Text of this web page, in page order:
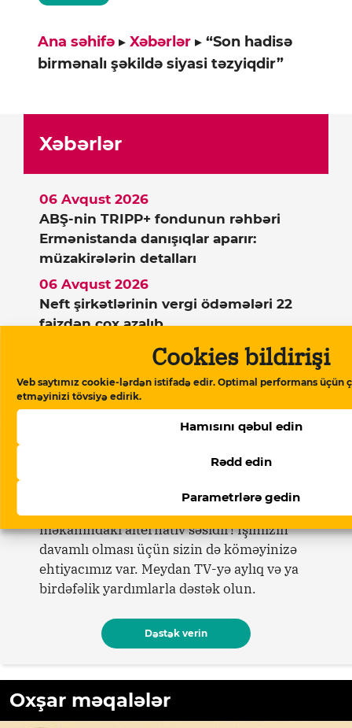
Cookies bildirişi
Veb saytımız cookie-lərdən istifadə edir. Optimal performans üçün
etməyinizi tövsiyə edirik.
Hamısını qəbul edin
Rədd edin
Parametrlərə gedin
Ana səhifə ▸ Xəbərlər ▸ “Son hadisə
birmənalı şəkildə siyasi təzyiqdir”
Xəbərlər
ABŞ-nin TRIPP+ fondunun rəhbəri
Ermənistanda danışıqlar aparır:
müzakirələrin detalları
06 Avqust 2026
Neft şirkətlərinin vergi ödəmələri 22
faizdən çox azalıb
06 Avqust 2026
Əhali dollardan uzaqlaşır: bankların isə
dollar satışı kəskin aşağı düşüb
məkanındakı alternativ səsidir! İşimizin
davamlı olması üçün sizin də köməyinizə
ehtiyacımız var. Meydan TV-yə aylıq və ya
birdəfəlik yardımlarla dəstək olun.
Dəstək verin
Oxşar məqalələr